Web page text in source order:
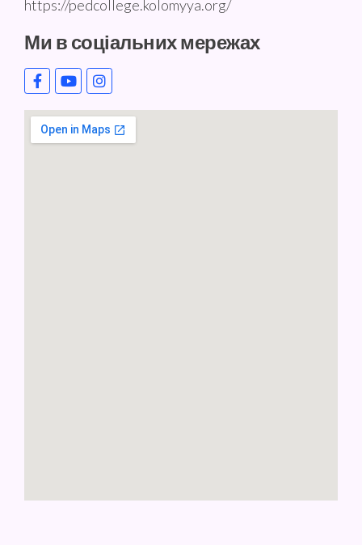
https://pedcollege.kolomyya.org/
Ми в соціальних мережах